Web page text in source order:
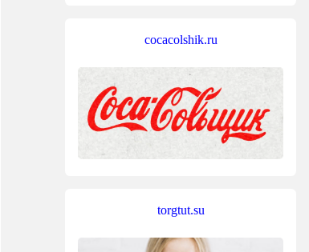
cocacolshik.ru
torgtut.su